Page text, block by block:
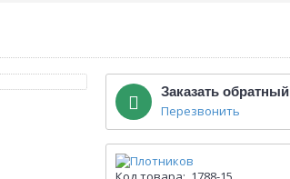
Заказать
Перезвонить